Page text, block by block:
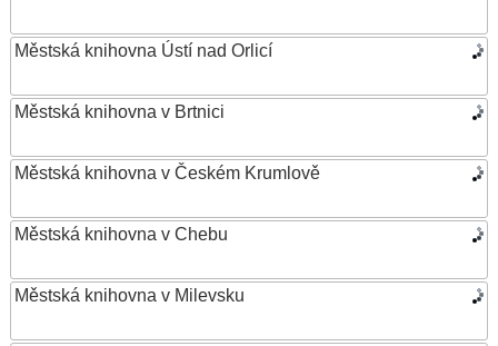
Městská knihovna Ústí nad Orlicí
Městská knihovna v Brtnici
Městská knihovna v Českém Krumlově
Městská knihovna v Chebu
Městská knihovna v Milevsku